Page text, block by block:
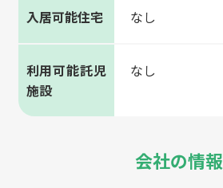
入居可能住宅 なし
利用可能託児
施設
なし
会社の情報